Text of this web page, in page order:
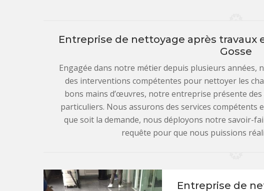
Entreprise de nettoyage après travaux
Gosse
Engagée dans notre métier depuis plusieurs
des interventions compétentes pour nettoyer les
bons mains d’œuvres, notre entreprise présente
particuliers. Nous assurons des services compétents
que soit la demande, nous déployons notre savoir-
requête pour que nous puissions
Entreprise de